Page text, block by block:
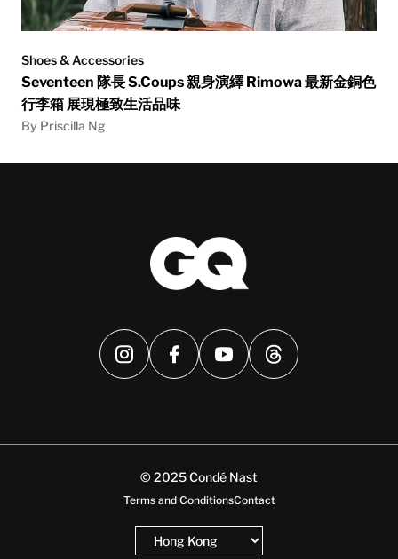
Shoes & Accessories
Seventeen 隊長 S.Coups 親身演繹 Rimowa 最新金銅色
行李箱 展現極致生活品味
By Priscilla Ng
© 2025 Condé Nast
Terms and ConditionsContact